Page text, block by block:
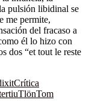
pulsión libidinal se
me permite,
del fracaso a
él lo hizo con
dos “et tout le reste
Crítica
TlönTom